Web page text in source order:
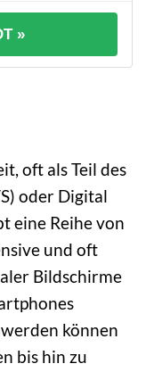
»
oft als Teil des
oder Digital
eine Reihe von
und oft
Bildschirme
können
bis hin zu